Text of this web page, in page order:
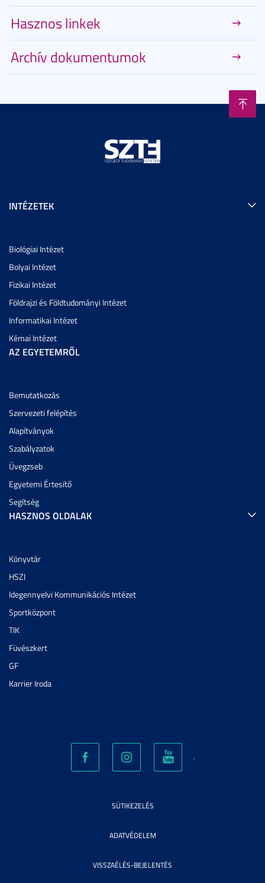
Hasznos linkek
Archív dokumentumok
INTÉZETEK
Biológiai Intézet
Bolyai Intézet
Fizikai Intézet
Földrajzi és Földtudományi Intézet
Informatikai Intézet
Kémai Intézet
AZ EGYETEMRŐL
Bemutatkozás
Szervezeti felépítés
Alapítványok
Szabályzatok
Üvegzseb
Egyetemi Értesítő
Segítség
HASZNOS OLDALAK
Könyvtár
HSZI
Idegennyelvi Kommunikációs Intézet
Sportközpont
TIK
Füvészkert
GF
Karrier Iroda
SÜTIKEZELÉS
ADATVÉDELEM
VISSZAÉLÉS-BEJELENTÉS